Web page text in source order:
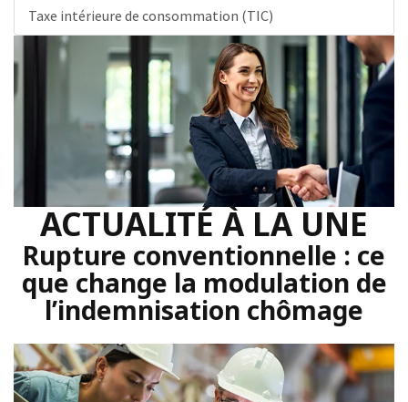
Taxe intérieure de consommation (TIC)
ACTUALITÉ À LA UNE
Rupture conventionnelle : ce
que change la modulation de
l’indemnisation chômage